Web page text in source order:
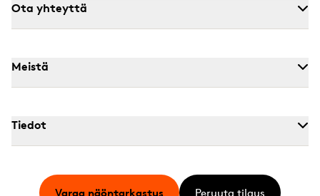
Ota yhteyttä
Meistä
Tiedot
Varaa näöntarkastus Peruuta tilaus